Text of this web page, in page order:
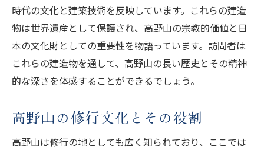
時代の文化と建築技術を反映しています。これらの建造
物は世界遺産として保護され、高野山の宗教的価値と日
本の文化財としての重要性を物語っています。訪問者は
これらの建造物を通して、高野山の長い歴史とその精神
的な深さを体感することができるでしょう。
高野山の修行文化とその役割
高野山は修行の地としても広く知られており、ここでは